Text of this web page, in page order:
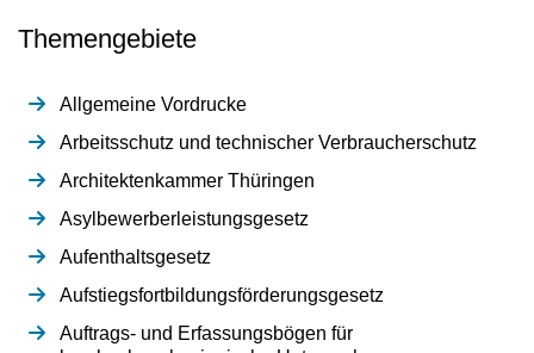
Themengebiete
Allgemeine Vordrucke
Arbeitsschutz und technischer Verbraucherschutz
Architektenkammer Thüringen
Asylbewerberleistungsgesetz
Aufenthaltsgesetz
Aufstiegsfortbildungsförderungsgesetz
Auftrags- und Erfassungsbögen für